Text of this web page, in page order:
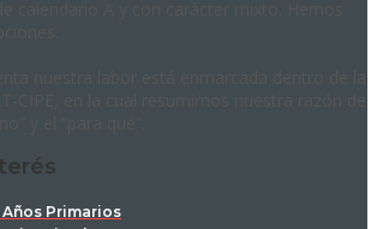
Primarios